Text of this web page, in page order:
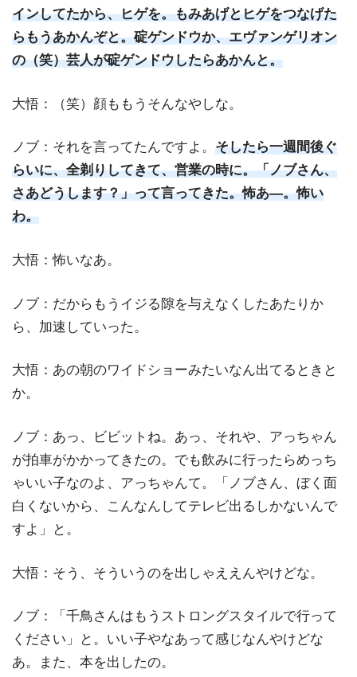
インしてたから、ヒゲを。もみあげとヒゲをつなげた
らもうあかんぞと。碇ゲンドウか、エヴァンゲリオン
の（笑）芸人が碇ゲンドウしたらあかんと。
大悟：（笑）顔ももうそんなやしな。
ノブ：それを言ってたんですよ。 そしたら一週間後ぐ
らいに、全剃りしてきて、営業の時に。「ノブさん、
さあどうします？」って言ってきた。怖あ―。怖い
わ。
大悟：怖いなあ。
ノブ：だからもうイジる隙を与えなくしたあたりか
ら、加速していった。
大悟：あの朝のワイドショーみたいなん出てるときと
か。
ノブ：あっ、ビビットね。あっ、それや、アっちゃん
が拍車がかかってきたの。でも飲みに行ったらめっち
ゃいい子なのよ、アっちゃんて。「ノブさん、ぼく面
白くないから、こんなんしてテレビ出るしかないんで
すよ」と。
大悟：そう、そういうのを出しゃええんやけどな。
ノブ：「千鳥さんはもうストロングスタイルで行って
ください」と。いい子やなあって感じなんやけどな
あ。また、本を出したの。